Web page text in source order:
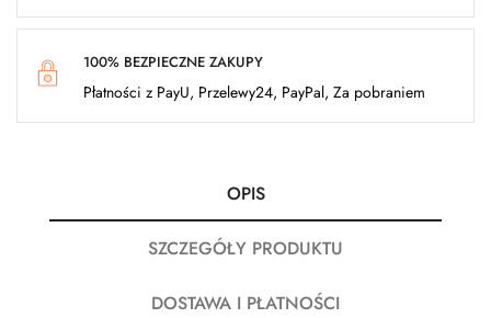
100% BEZPIECZNE ZAKUPY
Płatności z PayU, Przelewy24, PayPal, Za pobraniem
OPIS
SZCZEGÓŁY PRODUKTU
DOSTAWA I PŁATNOŚCI